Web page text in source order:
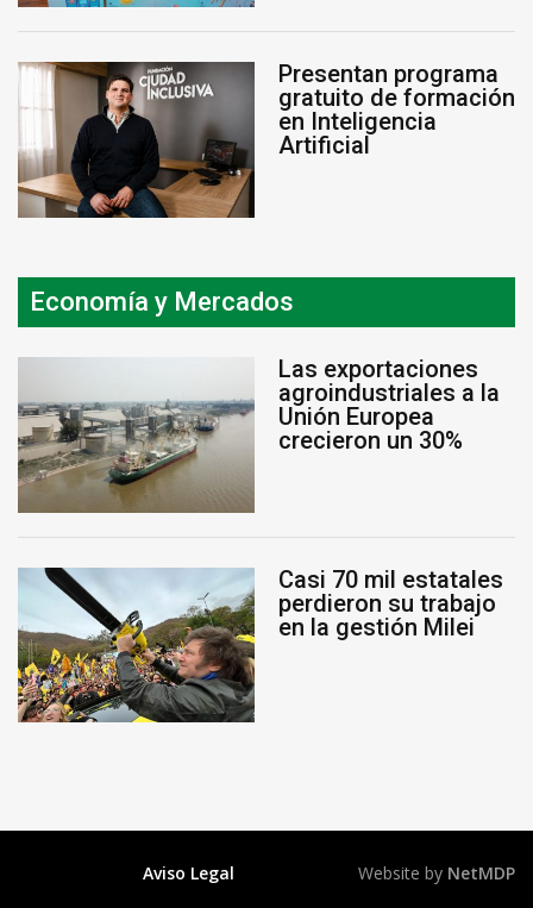
Presentan programa
gratuito de formación
en Inteligencia
Artificial
Economía y Mercados
Las exportaciones
agroindustriales a la
Unión Europea
crecieron un 30%
Casi 70 mil estatales
perdieron su trabajo
en la gestión Milei
Aviso Legal Website by NetMDP